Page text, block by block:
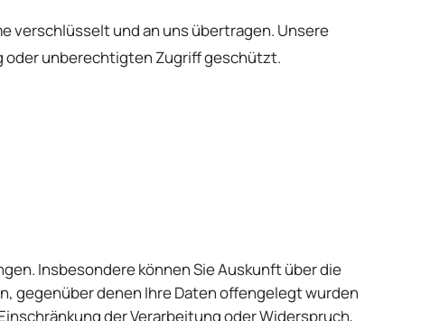
verschlüsselt und an uns übertragen. Unsere
oder unberechtigten Zugriff geschützt.
Insbesondere können Sie Auskunft über die
gegenüber denen Ihre Daten offengelegt wurden
der Verarbeitung oder Widerspruch,